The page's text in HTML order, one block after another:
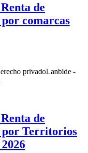
de
comarcas
privadoLanbide -
de
por Territorios